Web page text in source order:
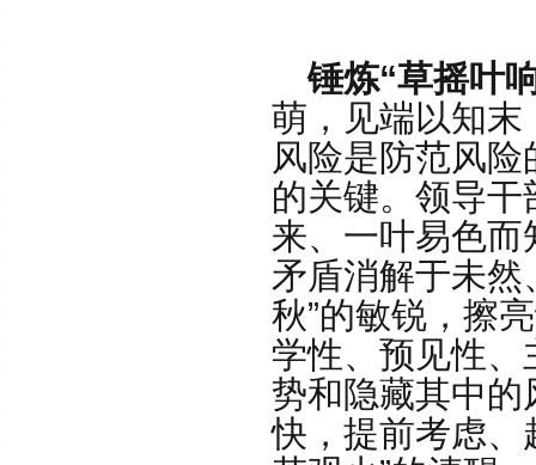
锤炼“草摇叶
萌，见端以知末
风险是防范风
的关键。领导干
来、一叶易色而
矛盾消解于未然
秋”的敏锐，擦
学性、预见性
势和隐藏其中
快，提前考虑、